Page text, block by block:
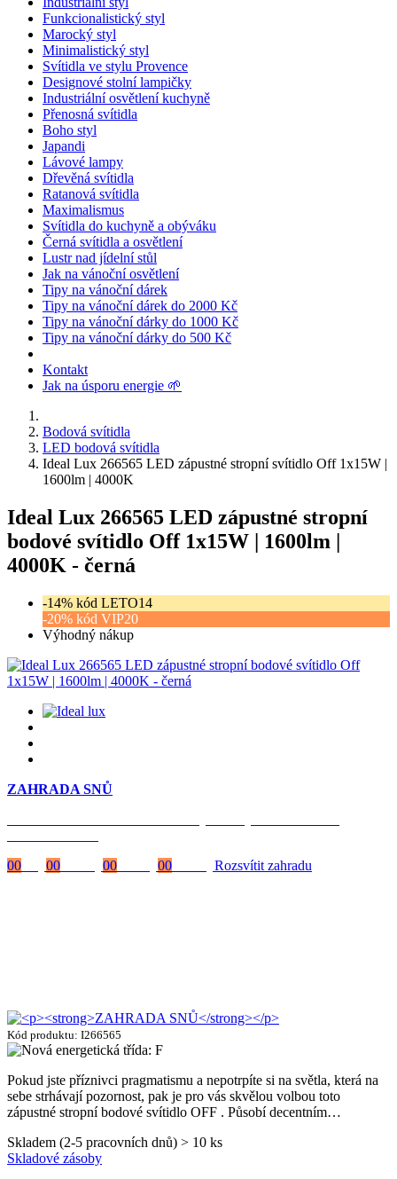
Funkcionalistický styl
Marocký styl
Minimalistický styl
Svítidla ve stylu Provence
Designové stolní lampičky
Industriální osvětlení kuchyně
Přenosná svítidla
Boho styl
Japandi
Lávové lampy
Dřevěná svítidla
Ratanová svítidla
Maximalismus
Svítidla do kuchyně a obýváku
Černá svítidla a osvětlení
Lustr nad jídelní stůl
Jak na vánoční osvětlení
Tipy na vánoční dárek
Tipy na vánoční dárek do 2000 Kč
Tipy na vánoční dárky do 1000 Kč
Tipy na vánoční dárky do 500 Kč
Kontakt
Jak na úsporu energie 🌱
Bodová svítidla
LED bodová svítidla
Ideal Lux 266565 LED zápustné stropní svítidlo Off 1x15W |
1600lm | 4000K
Ideal Lux 266565 LED zápustné stropní
bodové svítidlo Off 1x15W | 1600lm |
4000K - černá
-14% kód LETO14
-20% kód VIP20
Výhodný nákup
ZAHRADA SNŮ
00
00 00 00 Rozsvítit zahradu
Kód produktu: I266565
Pokud jste příznivci pragmatismu a nepotrpíte si na světla, která na
sebe strhávají pozornost, pak je pro vás skvělou volbou toto
zápustné stropní bodové svítidlo OFF . Působí decentním…
Skladem (2-5 pracovních dnů) > 10 ks
Skladové zásoby